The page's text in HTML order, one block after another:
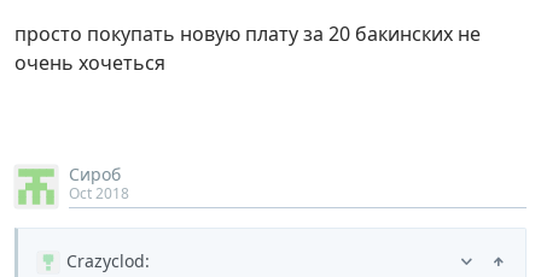
просто покупать новую плату за 20 бакинских не
очень хочеться
Сироб
Oct 2018
Crazyclod: